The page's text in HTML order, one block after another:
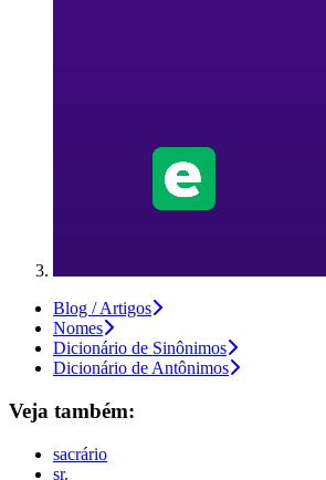
Blog / Artigos
Nomes
Dicionário de Sinônimos
Dicionário de Antônimos
Veja também:
sacrário
sr.